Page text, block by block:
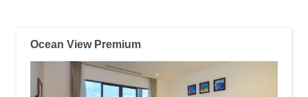
Ocean View Premium